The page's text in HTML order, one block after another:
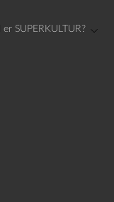
er SUPERKULTUR?